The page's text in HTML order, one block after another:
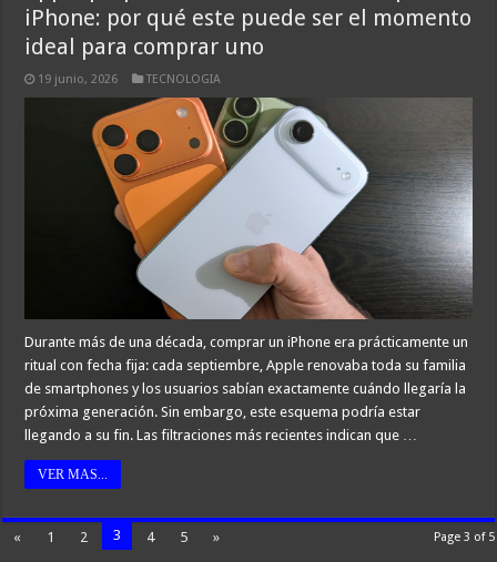
iPhone: por qué este puede ser el momento
ideal para comprar uno
19 junio, 2026 TECNOLOGIA
Durante más de una década, comprar un iPhone era prácticamente un
ritual con fecha fija: cada septiembre, Apple renovaba toda su familia
de smartphones y los usuarios sabían exactamente cuándo llegaría la
próxima generación. Sin embargo, este esquema podría estar
llegando a su fin. Las filtraciones más recientes indican que …
VER MAS...
Page 3 of 5
« 1 2 3 4 5 »